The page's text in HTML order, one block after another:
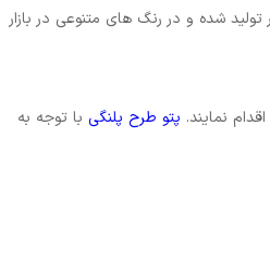
است و از الیاف پلی استر تولید شده و در رنگ های متنوعی در بازار
نمایند. پتو طرح پلنگی با توجه به